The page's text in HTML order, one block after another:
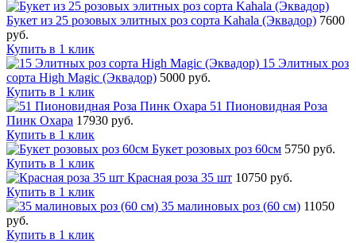
Букет из 25 розовых элитных роз сорта Kahala (Эквадор) 7600
руб.
Купить в 1 клик
15 Элитных роз
сорта High Magic (Эквадор) 5000 руб.
Купить в 1 клик
51 Пионовидная Роза
Пинк Охара 17930 руб.
Купить в 1 клик
Букет розовых роз 60см 5750 руб.
Купить в 1 клик
Красная роза 35 шт 10750 руб.
Купить в 1 клик
35 малиновых роз (60 см) 11050
руб.
Купить в 1 клик